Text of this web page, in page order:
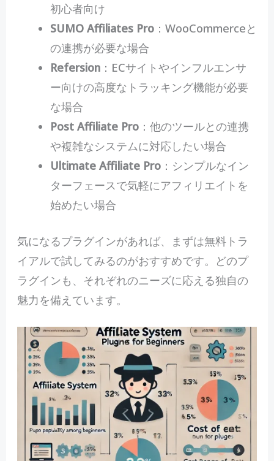
初心者向け
SUMO Affiliates Pro：WooCommerceと
の連携が必要な場合
Refersion：ECサイトやインフルエンサ
ー向けの高度なトラッキング機能が必要
な場合
Post Affiliate Pro：他のツールとの連携
や複雑なシステムに対応したい場合
Ultimate Affiliate Pro：シンプルなイン
ターフェースで気軽にアフィリエイトを
始めたい場合
気になるプラグインがあれば、まずは無料トラ
イアルで試してみるのがおすすめです。どのプ
ラグインも、それぞれのニーズに応える独自の
魅力を備えています。